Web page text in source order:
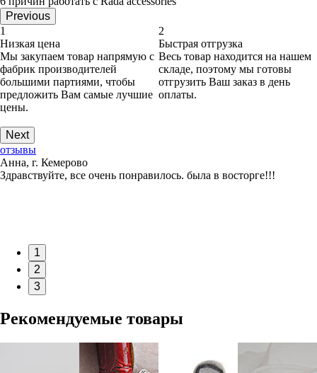
Previous
1
Низкая цена
Мы закупаем товар напрямую с
фабрик производителей
большими партиями, чтобы
предложить Вам самые лучшие
цены.
2
Быстрая отгрузка
Весь товар находится на нашем
складе, поэтому мы готовы
отгрузить Ваш заказ в день
оплаты.
Next
отзывы
Анна, г. Кемерово
Здравствуйте, все очень понравилось. была в восторге!!!
1
2
3
Рекомендуемые товары